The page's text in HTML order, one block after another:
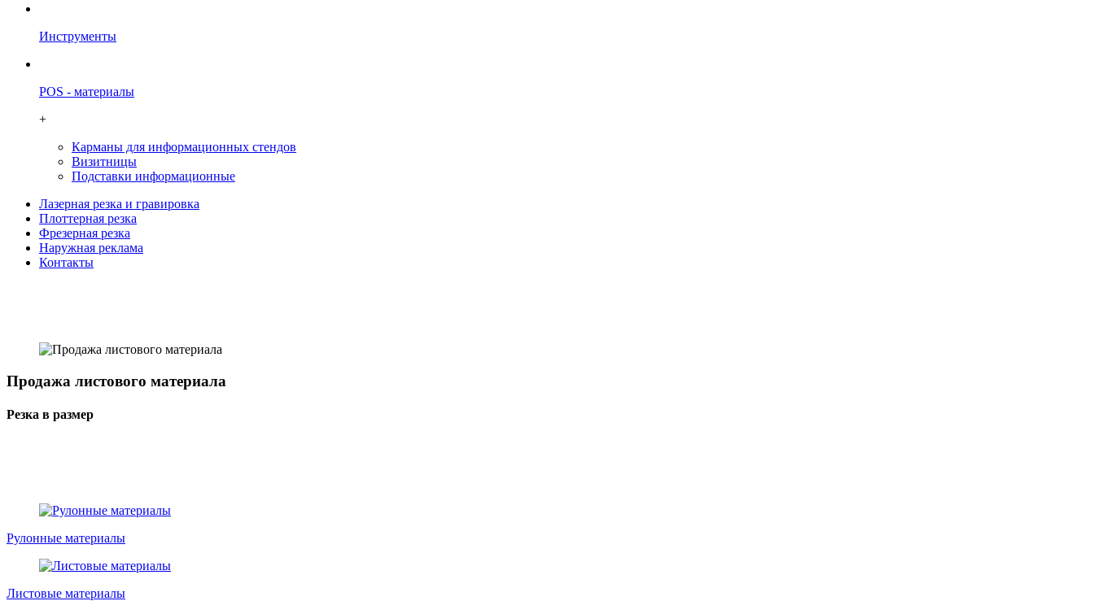
Инструменты
POS - материалы
+
Карманы для информационных стендов
Визитницы
Подставки информационные
Лазерная резка и гравировка
Плоттерная резка
Фрезерная резка
Наружная реклама
Контакты
Продажа листового материала
Резка в размер
Рулонные материалы
Листовые материалы